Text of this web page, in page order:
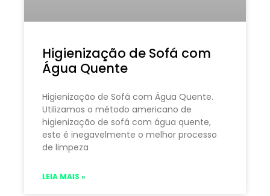
Higienização de Sofá com
Água Quente
Higienização de Sofá com Água Quente.
Utilizamos o método americano de
higienização de sofá com água quente,
este é inegavelmente o melhor processo
de limpeza
LEIA MAIS »